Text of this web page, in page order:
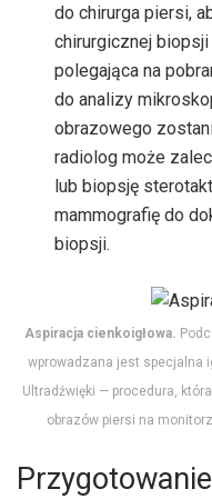
do chirurga piersi,
chirurgicznej
polegająca na
do analizy
obrazowego
radiolog może
lub biopsję
mammografię do
biopsji.
Aspiracja cienkoigłowa.
wprowadzana jest specjalna
Ultradźwięki — procedura,
obrazów piersi na